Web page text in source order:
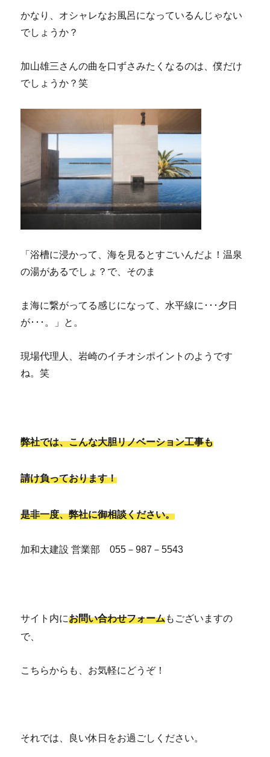
かなり、オシャレなお風呂になっているんじゃない
でしょうか？
加山雄三さんの曲を口ずさみたくなるのは、僕だけ
でしょうか？笑
「浴槽に浸かって、海を見るとすごいんだよ！温泉
の湯があるでしょ？で、そのま
ま海に繋がってる感じになって、水平線に･･･夕日
が･･･。」と。
現場代理人、岩崎のイチオシポイントのようです
ね。笑
弊社では、こんな大胆リノベーション工事も
請け負っております！
是非一度、弊社に御相談ください。
加和太建設 営業部 055－987－5543
サイト内にお問い合わせフォームもございますの
で、
こちらからも、お気軽にどうぞ！
それでは、良い休日をお過ごしください。